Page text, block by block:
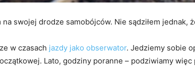
swojej drodze samobójców. Nie sądziłem jednak,
w czasach jazdy jako obserwator. Jedziemy sobie
Lato, godziny poranne – podziwiamy